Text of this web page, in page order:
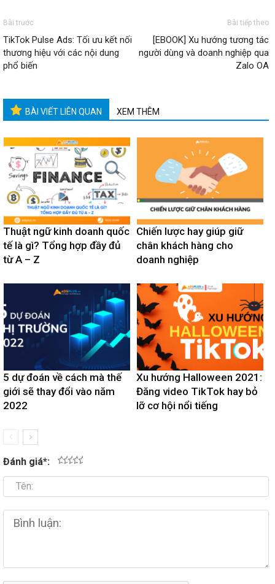
Bài trước
TikTok Pulse Ads: Tối ưu kết nối
thương hiệu với các nội dung
phổ biến
Bài tiếp theo
[EBOOK] Xu hướng tương tác
người dùng và doanh nghiệp qua
Zalo OA
BÀI VIẾT LIÊN QUAN XEM THÊM
Thuật ngữ kinh doanh quốc
tế là gì? Tổng hợp đầy đủ
từ A – Z
Chiến lược hay giúp giữ
chân khách hàng cho
doanh nghiệp
5 dự đoán về cách mà thế
giới sẽ thay đổi vào năm
2022
Xu hướng Halloween 2021:
Đăng video TikTok hay bỏ
lỡ cơ hội nổi tiếng
Đánh giá*: